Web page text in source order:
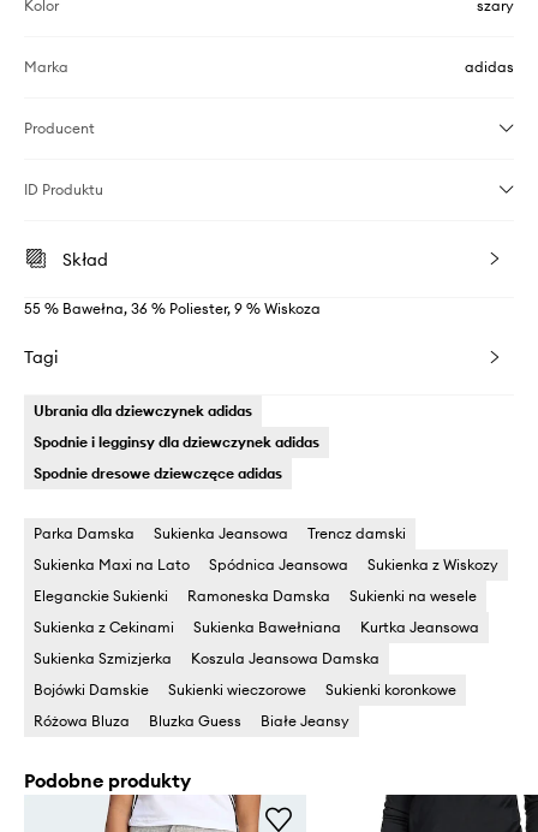
Kolor szary
Marka adidas
Producent
ID Produktu
Skład
55 % Bawełna, 36 % Poliester, 9 % Wiskoza
Tagi
Ubrania dla dziewczynek adidas
Spodnie i legginsy dla dziewczynek adidas
Spodnie dresowe dziewczęce adidas
Parka Damska Sukienka Jeansowa
Trencz damski
Sukienka Maxi na Lato
Spódnica Jeansowa
Sukienka z Wiskozy
Eleganckie Sukienki
Ramoneska Damska
Sukienki na wesele
Sukienka z Cekinami
Sukienka Bawełniana
Kurtka Jeansowa
Sukienka Szmizjerka
Koszula Jeansowa Damska
Bojówki Damskie
Sukienki wieczorowe
Sukienki koronkowe
Różowa Bluza
Bluzka Guess Białe Jeansy
Podobne produkty